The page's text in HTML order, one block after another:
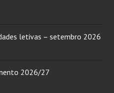
letivas – setembro 2026
2026/27